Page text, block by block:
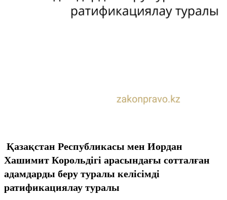
Қазақстан Республикасы мен Иордан
Хашимит Корольдігі арасындағы сотталған
адамдарды беру туралы келісімді
ратификациялау туралы